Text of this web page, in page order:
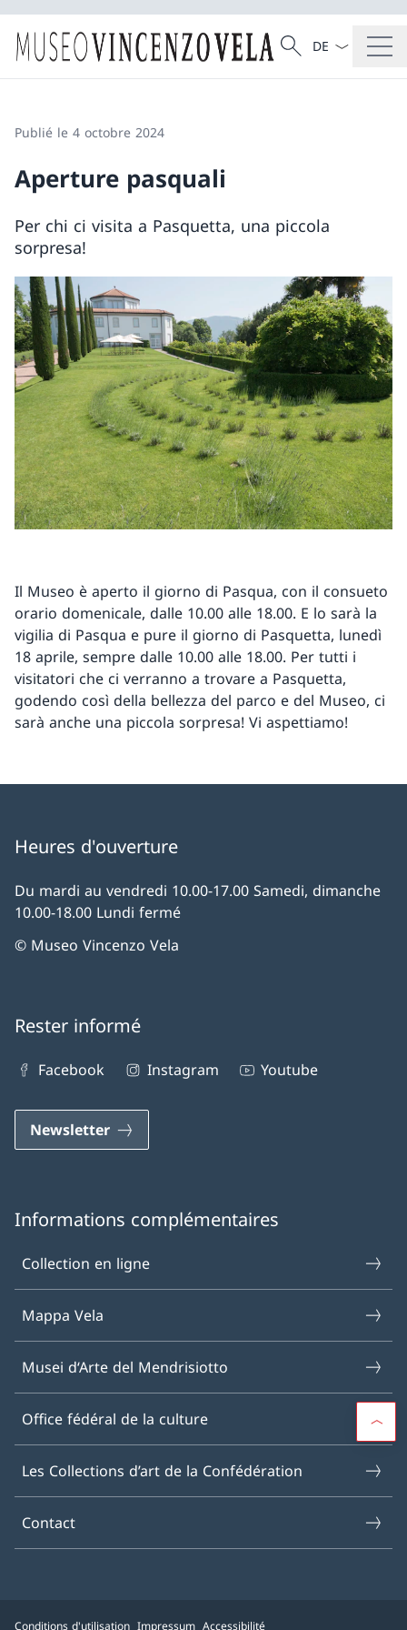
Recherche
Recherche
La langue
Publié le 4 octobre 2024
Aperture pasquali
Per chi ci visita a Pasquetta, una piccola
sorpresa!
Il Museo è aperto il giorno di Pasqua, con il consueto
orario domenicale, dalle 10.00 alle 18.00. E lo sarà la
vigilia di Pasqua e pure il giorno di Pasquetta, lunedì
18 aprile, sempre dalle 10.00 alle 18.00. Per tutti i
visitatori che ci verranno a trovare a Pasquetta,
godendo così della bellezza del parco e del Museo, ci
sarà anche una piccola sorpresa! Vi aspettiamo!
Heures d'ouverture
Du mardi au vendredi 10.00-17.00 Samedi, dimanche
10.00-18.00 Lundi fermé
© Museo Vincenzo Vela
Rester informé
Facebook Instagram Youtube
Newsletter
Informations complémentaires
Collection en ligne
Mappa Vela
Musei d‘Arte del Mendrisiotto
Office fédéral de la culture
Les Collections d’art de la Confédération
Contact
Conditions d'utilisation Impressum Accessibilité